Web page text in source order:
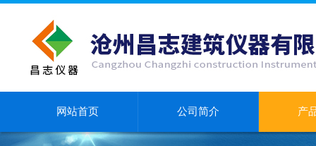
网站首页 公司简介 产